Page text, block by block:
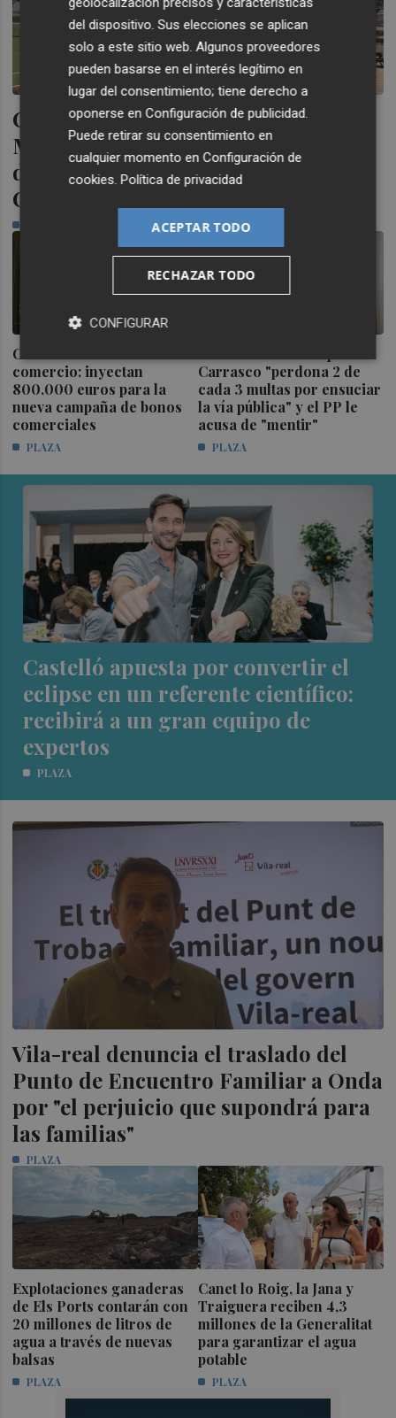
Castelló inicia la ejecución de la
Manzana Albinegra con el traslado
de las pistas de pádel junto a
Castalia
Castelló refuerza su
comercio: inyectan
800.000 euros para la
nueva campaña de bonos
comerciales
PLAZA
Carrasco "perdona 2 de
cada 3 multas por ensuciar
la vía pública" y el PP le
acusa de "mentir"
PLAZA
Castelló apuesta por convertir el
eclipse en un referente científico:
recibirá a un gran equipo de
expertos
PLAZA
Vila-real denuncia el traslado del
Punto de Encuentro Familiar a Onda
por "el perjuicio que supondrá para
las familias"
PLAZA
Explotaciones ganaderas
de Els Ports contarán con
20 millones de litros de
agua a través de nuevas
balsas
PLAZA
Canet lo Roig, la Jana y
Traiguera reciben 4,3
millones de la Generalitat
para garantizar el agua
potable
PLAZA
del dispositivo. Sus elecciones se aplican
solo a este sitio web. Algunos proveedores
pueden basarse en el interés legítimo en
lugar del consentimiento; tiene derecho a
oponerse enConfiguración de publicidad.
Puede retirar su consentimiento en
cualquier momento enConfiguración de
cookies.Política de privacidad
ACEPTAR TODO
RECHAZAR TODO
CONFIGURAR